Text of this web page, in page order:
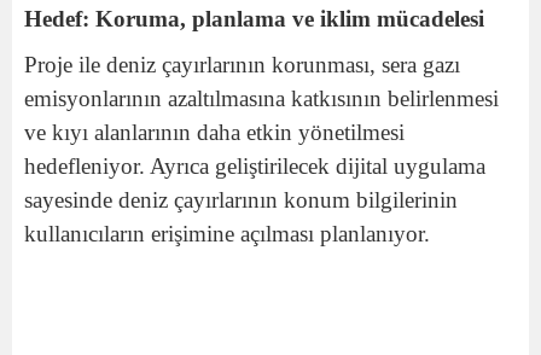
Hedef: Koruma, planlama ve iklim mücadelesi
Proje ile deniz çayırlarının korunması, sera gazı
emisyonlarının azaltılmasına katkısının belirlenmesi
ve kıyı alanlarının daha etkin yönetilmesi
hedefleniyor. Ayrıca geliştirilecek dijital uygulama
sayesinde deniz çayırlarının konum bilgilerinin
kullanıcıların erişimine açılması planlanıyor.